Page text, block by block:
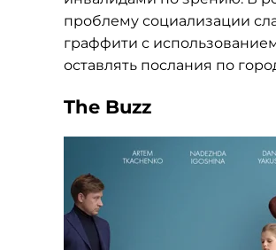
проблему социализации
граффити с
оставлять послания по
The Buzz